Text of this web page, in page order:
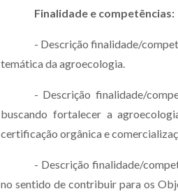
Finalidade e competências:
- Descrição finalidade/
temática da agroecologia.
- Descrição finalidade/
buscando fortalecer a
certificação orgânica e
- Descrição finalidade/
no sentido de contribuir para os